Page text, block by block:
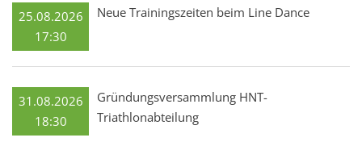
25.08.2026
17:30
Neue Trainingszeiten beim Line Dance
31.08.2026
18:30
Gründungsversammlung HNT-
Triathlonabteilung